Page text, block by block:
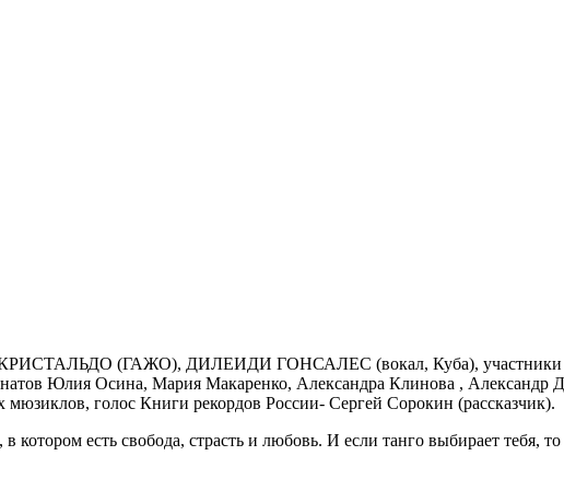
КРИСТАЛЬДО (ГАЖО), ДИЛЕИДИ ГОНСАЛЕС (вокал, Куба), участники
Юлия Осина, Мария Макаренко, Александра Клинова , Александр
голос Книги рекордов России- Сергей Сорокин (рассказчик).
есть свобода, страсть и любовь. И если танго выбирает тебя,